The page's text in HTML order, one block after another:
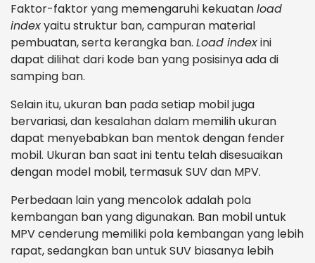
Faktor-faktor yang memengaruhi kekuatanload
indexyaitu struktur ban, campuran material
pembuatan, serta kerangka ban. Load indexini
dapat dilihat dari kode ban yang posisinya ada di
samping ban.
Selain itu, ukuran ban pada setiap mobil juga
bervariasi, dan kesalahan dalam memilih ukuran
dapat menyebabkan ban mentok dengan fender
mobil. Ukuran ban saat ini tentu telah disesuaikan
dengan model mobil, termasuk SUV dan MPV.
Perbedaan lain yang mencolok adalah pola
kembangan ban yang digunakan. Ban mobil untuk
MPV cenderung memiliki pola kembangan yang lebih
rapat, sedangkan ban untuk SUV biasanya lebih